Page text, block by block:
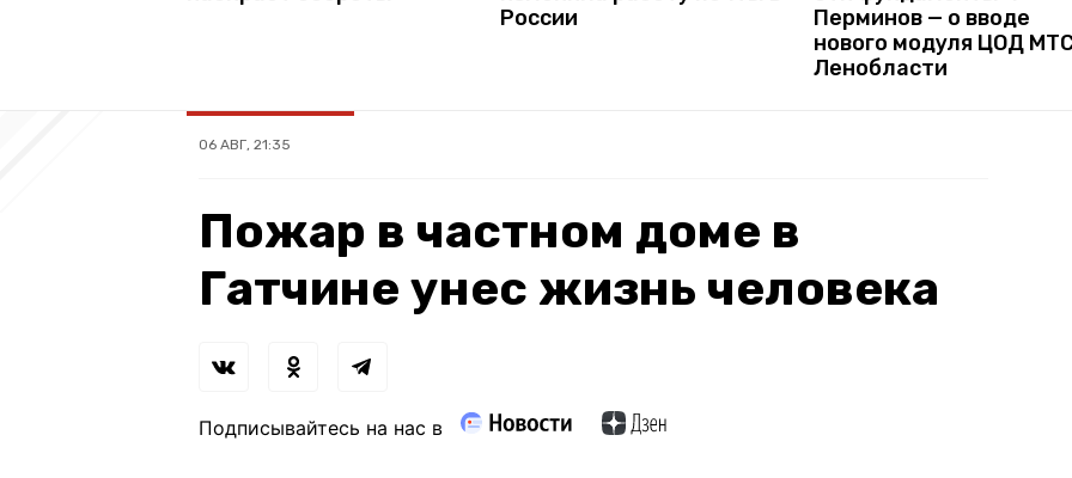
России
Перминов — о вводе
нового модуля ЦОД
Ленобласти
06 АВГ, 21:35
Пожар в частном доме в
Гатчине унес жизнь человека
Подписывайтесь на нас в